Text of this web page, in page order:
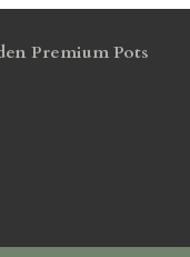
Premium Pots